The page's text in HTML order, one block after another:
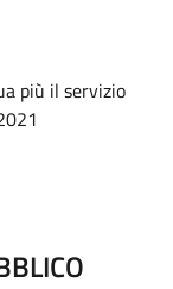
più il servizio